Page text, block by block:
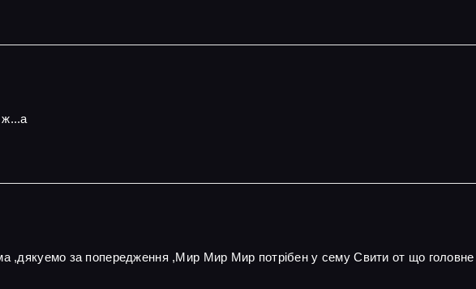
,дякуемо за попередження ,Мир Мир Мир потрібен у сему Свити от що головне